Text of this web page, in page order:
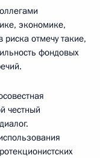
экономике,
отмечу такие,
фондовых
честный